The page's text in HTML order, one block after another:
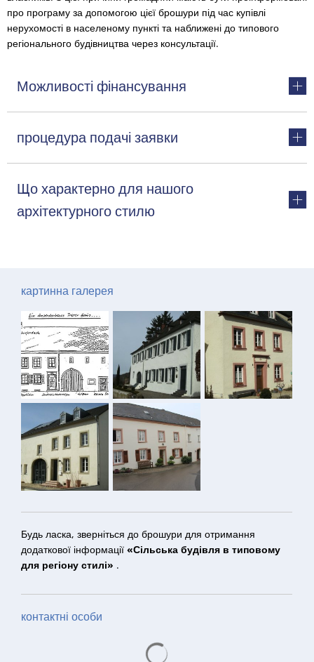
про програму за допомогою цієї брошури під час купівлі
нерухомості в населеному пункті та наближені до типового
регіонального будівництва через консультації.
Можливості фінансування
процедура подачі заявки
Що характерно для нашого
архітектурного стилю
картинна галерея
Будь ласка, зверніться до брошури для отримання
додаткової інформації «Сільська будівля в типовому
для регіону стилі» .
контактні особи